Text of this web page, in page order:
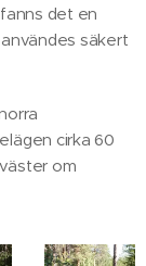
det en
säkert
cirka 60
om